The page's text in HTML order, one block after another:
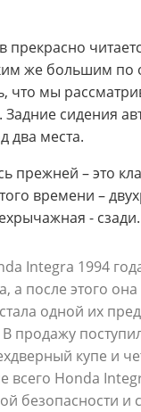
прекрасно
же большим по
что мы
Задние сидения
два места.
прежней – это
времени –
- сзади.
Integra 1994
а после этого
одной их
продажу
купе и
всего Honda
безопасности и